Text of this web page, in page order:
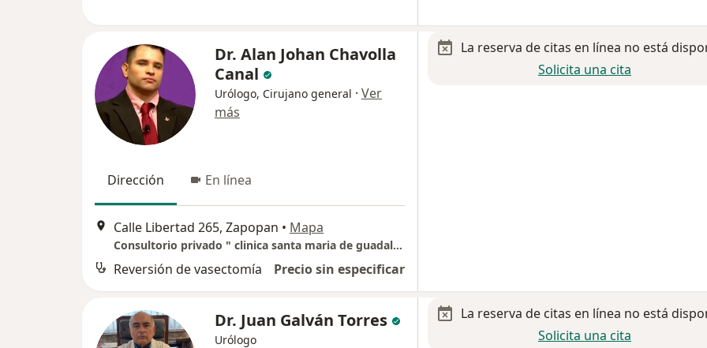
Dr. Alan Johan Chavolla
Canal
Urólogo, Cirujano general · Ver
más
Dirección En línea
Calle Libertad 265, Zapopan • Mapa
Consultorio privado " clinica santa maria de guadalupe"
Reversión de vasectomía Precio sin especificar
La reserva de citas en línea no está
Solicita una cita
Dr. Juan Galván Torres
Urólogo
La reserva de citas en línea no está
Solicita una cita